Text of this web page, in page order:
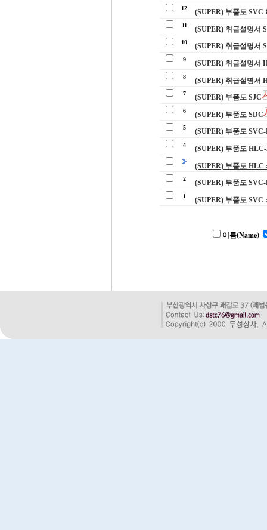
12 (SUPER) 부품도
11 (SUPER) 취급설명서
10 (SUPER) 취급설명서
9 (SUPER) 취급설명서
8 (SUPER) 취급설명서
7 (SUPER) 부품도 SJC
6 (SUPER) 부품도 SDC
5 (SUPER) 부품도 SVC-
4 (SUPER) 부품도
(SUPER) 부품도 HLC
2 (SUPER) 부품도
1 (SUPER) 부품도 SVC
이름(Name)